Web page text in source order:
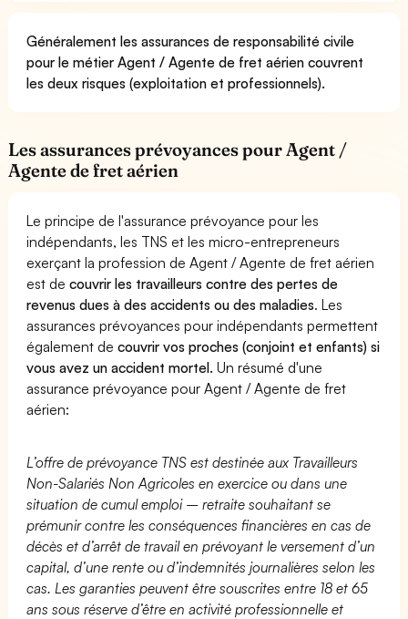
Généralement les assurances de responsabilité civile
pour le métier Agent / Agente de fret aérien couvrent
les deux risques (exploitation et professionnels).
Les assurances prévoyances pour Agent /
Agente de fret aérien
Le principe de l'assurance prévoyance pour les
indépendants, les TNS et les micro-entrepreneurs
exerçant la profession de Agent / Agente de fret aérien
est decouvrir les travailleurs contre des pertes de
revenus dues à des accidents ou des maladies. Les
assurances prévoyances pour indépendants permettent
également decouvrir vos proches (conjoint et enfants) si
vous avez un accident mortel. Un résumé d'une
assurance prévoyance pour Agent / Agente de fret
aérien:
L’offre de prévoyance TNS est destinée aux Travailleurs
Non-Salariés Non Agricoles en exercice ou dans une
situation de cumul emploi – retraite souhaitant se
prémunir contre les conséquences financières en cas de
décès et d’arrêt de travail en prévoyant le versement d’un
capital, d’une rente ou d’indemnités journalières selon les
cas. Les garanties peuvent être souscrites entre 18 et 65
ans sous réserve d’être en activité professionnelle et